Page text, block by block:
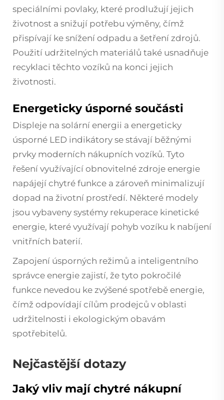
speciálními povlaky, které prodlužují jejich
životnost a snižují potřebu výměny, čímž
přispívají ke snížení odpadu a šetření zdrojů.
Použití udržitelných materiálů také usnadňuje
recyklaci těchto vozíků na konci jejich
životnosti.
Energeticky úsporné součásti
Displeje na solární energii a energeticky
úsporné LED indikátory se stávají běžnými
prvky moderních nákupních vozíků. Tyto
řešení využívající obnovitelné zdroje energie
napájejí chytré funkce a zároveň minimalizují
dopad na životní prostředí. Některé modely
jsou vybaveny systémy rekuperace kinetické
energie, které využívají pohyb vozíku k nabíjení
vnitřních baterií.
Zapojení úsporných režimů a inteligentního
správce energie zajistí, že tyto pokročilé
funkce nevedou ke zvýšené spotřebě energie,
čímž odpovídají cílům prodejců v oblasti
udržitelnosti i ekologickým obavám
spotřebitelů.
Nejčastější dotazy
Jaký vliv mají chytré nákupní